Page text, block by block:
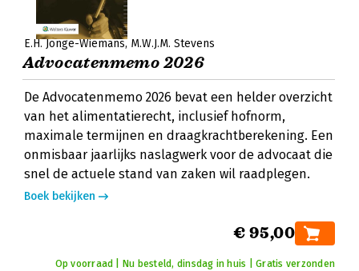
E.H. Jonge-Wiemans M.W.J.M. Stevens
Advocatenmemo 2026
De Advocatenmemo 2026 bevat een helder overzicht
van het alimentatierecht, inclusief hofnorm,
maximale termijnen en draagkrachtberekening. Een
onmisbaar jaarlijks naslagwerk voor de advocaat die
snel de actuele stand van zaken wil raadplegen.
Boek bekijken
€ 95,00
Op voorraad | Nu besteld, dinsdag in huis | Gratis verzonden